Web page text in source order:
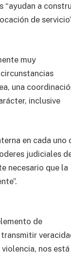
“ayudan a
de
muy
una
inclusive
en cada uno
judiciales
necesario que la
de
nos está